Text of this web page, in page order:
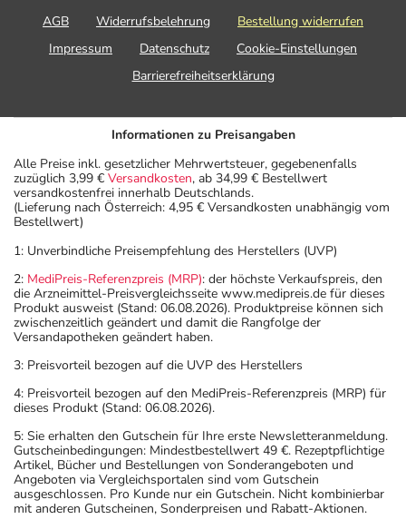
AGB Widerrufsbelehrung
Bestellung widerrufen
Impressum
Datenschutz
Cookie-Einstellungen
Barrierefreiheitserklärung
Informationen zu Preisangaben
Alle Preise inkl. gesetzlicher Mehrwertsteuer, gegebenenfalls
zuzüglich 3,99 € Versandkosten, ab 34,99 € Bestellwert
versandkostenfrei innerhalb Deutschlands.
(Lieferung nach Österreich: 4,95 € Versandkosten unabhängig vom
Bestellwert)
1: Unverbindliche Preisempfehlung des Herstellers (UVP)
2: MediPreis-Referenzpreis (MRP): der höchste Verkaufspreis, den
die Arzneimittel-Preisvergleichsseite www.medipreis.de für dieses
Produkt ausweist (Stand: 06.08.2026). Produktpreise können sich
zwischenzeitlich geändert und damit die Rangfolge der
Versandapotheken geändert haben.
3: Preisvorteil bezogen auf die UVP des Herstellers
4: Preisvorteil bezogen auf den MediPreis-Referenzpreis (MRP) für
dieses Produkt (Stand: 06.08.2026).
5: Sie erhalten den Gutschein für Ihre erste Newsletteranmeldung.
Gutscheinbedingungen: Mindestbestellwert 49 €. Rezeptpflichtige
Artikel, Bücher und Bestellungen von Sonderangeboten und
Angeboten via Vergleichsportalen sind vom Gutschein
ausgeschlossen. Pro Kunde nur ein Gutschein. Nicht kombinierbar
mit anderen Gutscheinen, Sonderpreisen und Rabatt-Aktionen.